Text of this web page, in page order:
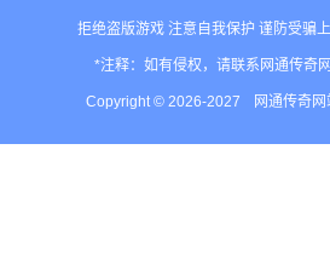
拒绝盗版游戏 注意自我保护 谨防受骗
*注释：如有侵权，请联系网通传奇
Copyright © 2026-2027 网通传奇